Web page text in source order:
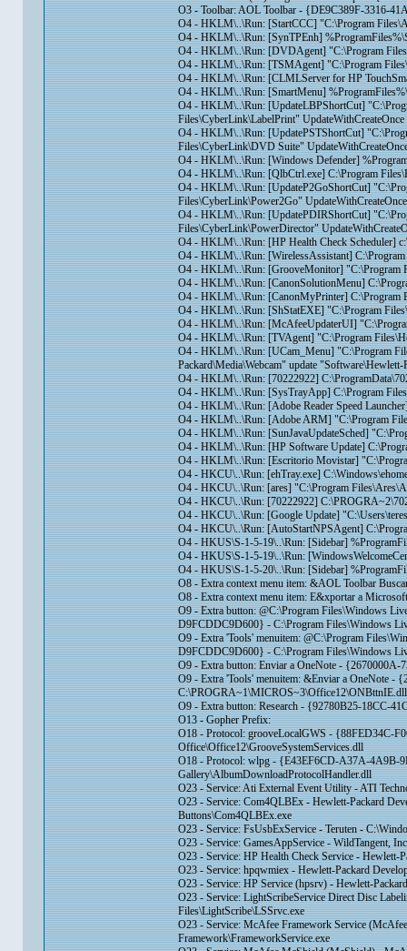
O3 - Toolbar: AOL Toolbar - {DE9C389F-3316-
O4 - HKLM\..\Run: [StartCCC] "C:\Program
O4 - HKLM\..\Run: [SynTPEnh]
O4 - HKLM\..\Run: [DVDAgent] "C:\Program
O4 - HKLM\..\Run: [TSMAgent] "C:\Program
O4 - HKLM\..\Run: [CLMLServer for HP
O4 - HKLM\..\Run: [SmartMenu]
O4 - HKLM\..\Run: [UpdateLBPShortCut]
Files\CyberLink\LabelPrint"
O4 - HKLM\..\Run: [UpdatePSTShortCut]
Files\CyberLink\DVD Suite"
O4 - HKLM\..\Run: [Windows Defender]
O4 - HKLM\..\Run: [QlbCtrl.exe] C:\Program
O4 - HKLM\..\Run: [UpdateP2GoShortCut]
Files\CyberLink\Power2Go"
O4 - HKLM\..\Run: [UpdatePDIRShortCut]
Files\CyberLink\PowerDirector"
O4 - HKLM\..\Run: [HP Health Check Scheduler]
O4 - HKLM\..\Run: [WirelessAssistant]
O4 - HKLM\..\Run: [GrooveMonitor] "C:\Program
O4 - HKLM\..\Run: [CanonSolutionMenu]
O4 - HKLM\..\Run: [CanonMyPrinter] C:\Program
O4 - HKLM\..\Run: [ShStatEXE] "C:\Program
O4 - HKLM\..\Run: [McAfeeUpdaterUI]
O4 - HKLM\..\Run: [TVAgent] "C:\Program
O4 - HKLM\..\Run: [UCam_Menu] "C:\Program
Packard\Media\Webcam" update "Software\Hewlett-
O4 - HKLM\..\Run: [70222922]
O4 - HKLM\..\Run: [SysTrayApp] C:\Program
O4 - HKLM\..\Run: [Adobe Reader Speed
O4 - HKLM\..\Run: [Adobe ARM] "C:\Program
O4 - HKLM\..\Run: [SunJavaUpdateSched]
O4 - HKLM\..\Run: [HP Software Update]
O4 - HKLM\..\Run: [Escritorio Movistar]
O4 - HKCU\..\Run: [ehTray.exe]
O4 - HKCU\..\Run: [ares] "C:\Program
O4 - HKCU\..\Run: [70222922]
O4 - HKCU\..\Run: [Google Update]
O4 - HKCU\..\Run: [AutoStartNPSAgent]
O4 - HKUS\S-1-5-19\..\Run: [Sidebar]
O4 - HKUS\S-1-5-19\..\Run:
O4 - HKUS\S-1-5-20\..\Run: [Sidebar]
O8 - Extra context menu item: &AOL Toolbar
O8 - Extra context menu item: E&xportar a
O9 - Extra button: @C:\Program Files\Windows
D9FCDDC9D600} - C:\Program Files\Windows
O9 - Extra 'Tools' menuitem: @C:\Program
D9FCDDC9D600} - C:\Program Files\Windows
O9 - Extra button: Enviar a OneNote -
O9 - Extra 'Tools' menuitem: &Enviar a OneNote -
C:\PROGRA~1\MICROS~3\Office12\ONBttnIE.dll
O9 - Extra button: Research - {92780B25-18CC-
O13 - Gopher Prefix:
O18 - Protocol: grooveLocalGWS - {88FED34C-
Office\Office12\GrooveSystemServices.dll
O18 - Protocol: wlpg - {E43EF6CD-A37A-4A9B-
Gallery\AlbumDownloadProtocolHandler.dll
O23 - Service: Ati External Event Utility - ATI
O23 - Service: Com4QLBEx - Hewlett-Packard
Buttons\Com4QLBEx.exe
O23 - Service: FsUsbExService - Teruten -
O23 - Service: GamesAppService - WildTangent,
O23 - Service: HP Health Check Service - Hewlett-
O23 - Service: hpqwmiex - Hewlett-Packard
O23 - Service: HP Service (hpsrv) - Hewlett-
O23 - Service: LightScribeService Direct Disc
Files\LightScribe\LSSrvc.exe
O23 - Service: McAfee Framework Service
Framework\FrameworkService.exe